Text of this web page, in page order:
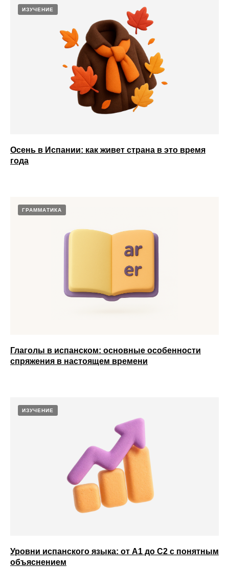
ИЗУЧЕНИЕ
Осень в Испании: как живет страна в это время
года
ГРАММАТИКА
Глаголы в испанском: основные особенности
спряжения в настоящем времени
ИЗУЧЕНИЕ
Уровни испанского языка: от А1 до С2 с понятным
объяснением